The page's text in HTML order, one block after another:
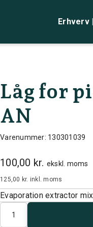
Erhverv |
Låg for
AN
Varenummer: 130301039
100,00 kr. ekskl. moms
125,00 kr. inkl. moms
Evaporation extractor
Antal